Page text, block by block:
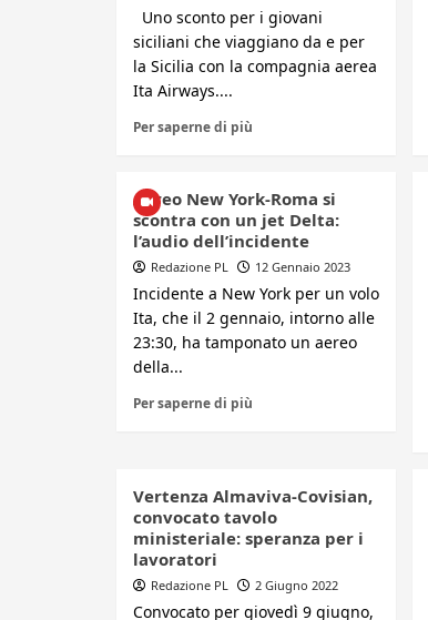
Uno sconto per i giovani
siciliani che viaggiano da e per
la Sicilia con la compagnia aerea
Ita Airways....
Per saperne di più
Aereo New York-Roma si
scontra con un jet Delta:
l’audio dell’incidente
Redazione PL 12 Gennaio 2023
Incidente a New York per un volo
Ita, che il 2 gennaio, intorno alle
23:30, ha tamponato un aereo
della...
Per saperne di più
Vertenza Almaviva-Covisian,
convocato tavolo
ministeriale: speranza per i
lavoratori
Redazione PL 2 Giugno 2022
Convocato per giovedì 9 giugno,